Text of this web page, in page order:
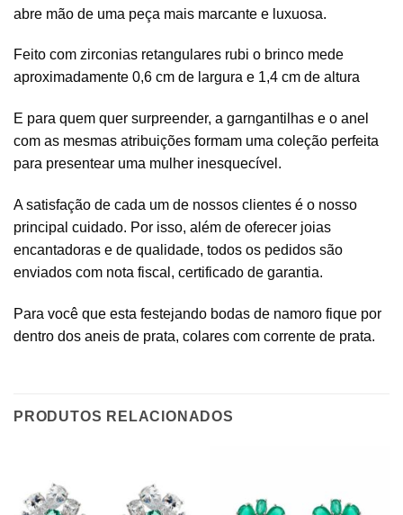
abre mão de uma peça mais marcante e luxuosa.
Feito com zirconias retangulares rubi o brinco mede
aproximadamente 0,6 cm de largura e 1,4 cm de altura
E para quem quer surpreender, a garngantilhas e o anel
com as mesmas atribuições formam uma coleção perfeita
para presentear uma mulher inesquecível.
A satisfação de cada um de nossos clientes é o nosso
principal cuidado. Por isso, além de oferecer joias
encantadoras e de qualidade, todos os pedidos são
enviados com nota fiscal, certificado de garantia.
Para você que esta festejando bodas de namoro fique por
dentro dos aneis de prata, colares com corrente de prata.
PRODUTOS RELACIONADOS